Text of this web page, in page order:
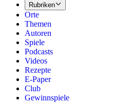
Rubriken
Orte
Themen
Autoren
Spiele
Podcasts
Videos
Rezepte
E-Paper
Club
Gewinnspiele